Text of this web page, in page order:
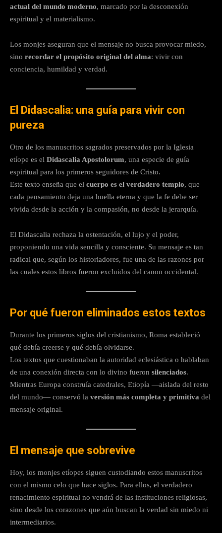
actual del mundo moderno, marcado por la desconexión
espiritual y el materialismo.
Los monjes aseguran que el mensaje no busca provocar miedo,
sino recordar el propósito original del alma: vivir con
conciencia, humildad y verdad.
El Didascalia: una guía para vivir con
pureza
Otro de los manuscritos sagrados preservados por la Iglesia
etíope es el Didascalia Apostolorum, una especie de guía
espiritual para los primeros seguidores de Cristo.
Este texto enseña que el cuerpo es el verdadero templo, que
cada pensamiento deja una huella eterna y que la fe debe ser
vivida desde la acción y la compasión, no desde la jerarquía.
El Didascalia rechaza la ostentación, el lujo y el poder,
proponiendo una vida sencilla y consciente. Su mensaje es tan
radical que, según los historiadores, fue una de las razones por
las cuales estos libros fueron excluidos del canon occidental.
Por qué fueron eliminados estos textos
Durante los primeros siglos del cristianismo, Roma estableció
qué debía creerse y qué debía olvidarse.
Los textos que cuestionaban la autoridad eclesiástica o hablaban
de una conexión directa con lo divino fueron silenciados.
Mientras Europa construía catedrales, Etiopía —aislada del resto
del mundo— conservó la versión más completa y primitiva del
mensaje original.
El mensaje que sobrevive
Hoy, los monjes etíopes siguen custodiando estos manuscritos
con el mismo celo que hace siglos. Para ellos, el verdadero
renacimiento espiritual no vendrá de las instituciones religiosas,
sino desde los corazones que aún buscan la verdad sin miedo ni
intermediarios.